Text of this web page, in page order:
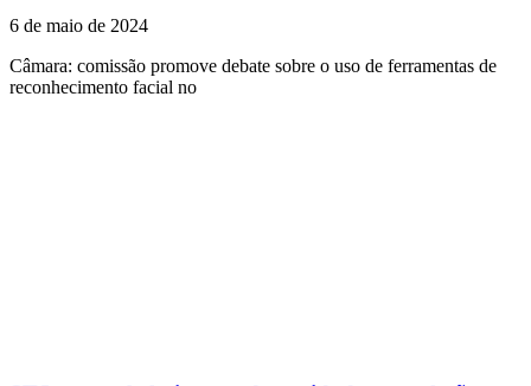
6 de maio de 2024
Câmara: comissão promove debate sobre o uso de ferramentas de
reconhecimento facial no